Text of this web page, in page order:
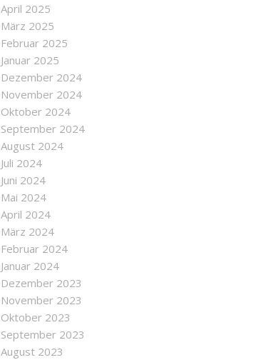
April 2025
März 2025
Februar 2025
Januar 2025
Dezember 2024
November 2024
Oktober 2024
September 2024
August 2024
Juli 2024
Juni 2024
Mai 2024
April 2024
März 2024
Februar 2024
Januar 2024
Dezember 2023
November 2023
Oktober 2023
September 2023
August 2023